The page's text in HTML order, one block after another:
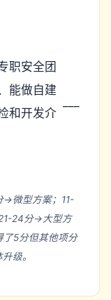
职安全团
能做自建
和开发介
→微型方案；11-
24分→大型方
5分但其他项分
级。